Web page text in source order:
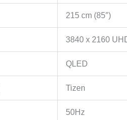
215 cm (85″)
3840 x 2160
QLED
Tizen
50Hz